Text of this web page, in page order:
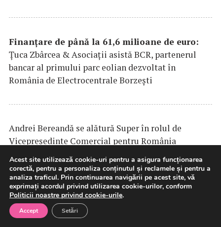
Finanțare de până la 61,6 milioane de euro:
Țuca Zbârcea & Asociații asistă BCR, partenerul
bancar al primului parc eolian dezvoltat în
România de Electrocentrale Borzești
Andrei Bereandă se alătură Super în rolul de
Vicepreședinte Comercial pentru România
DPWORLDlansează un coridor intermodal pilot
pentru vehicule finite între Europa de Vest și sud-
estul Europei
Acest site utilizează cookie-uri pentru a asigura funcționarea
corectă, pentru a personaliza conținutul și reclamele și pentru a
analiza traficul. Prin continuarea navigării pe acest site, vă
exprimați acordul privind utilizarea cookie-urilor, conform
Politicii noastre privind cookie-urile.
Accept Setări